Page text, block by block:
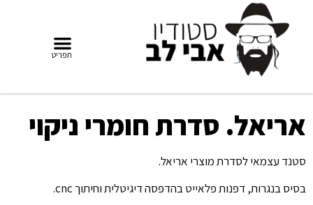
אריאל. סדרת חומרי ניקוי
סטנד עצמאי לסדרת מוצרי אריאל.
בסיס בנגרות, דפנות פלאייט בהדפסה דיגיטלית וחיתוך cnc.